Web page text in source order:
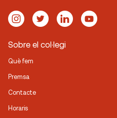
Sobre el col·legi
Què fem
Premsa
Contacte
Horaris